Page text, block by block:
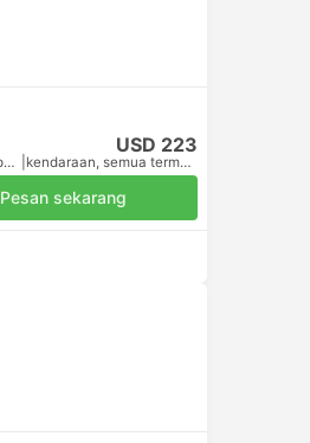
USD 223
Termasuk pajak kendaraan, semua termasuk.
Pesan sekarang